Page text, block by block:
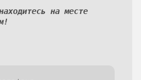
на месте